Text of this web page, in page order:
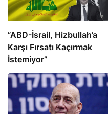
​​​​​​​”ABD-İsrail, Hizbullah’a
Karşı Fırsatı Kaçırmak
İstemiyor”